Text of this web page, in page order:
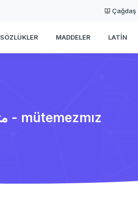
Çağdaş
SÖZLÜKLER MADDELER LATIN
متمضمض - mütemezmız